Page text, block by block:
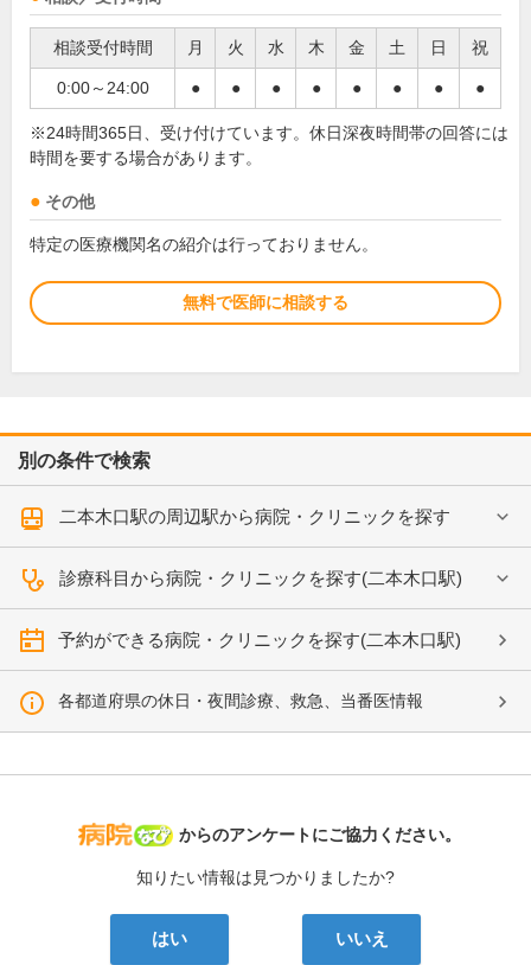
相談受付時間 月 火 水 木 金 土 日 祝
0:00～24:00 ● ● ● ● ● ● ● ●
※24時間365日、受け付けています。休日深夜時間帯の回答には
時間を要する場合があります。
その他
特定の医療機関名の紹介は行っておりません。
無料で医師に相談する
別の条件で検索
二本木口駅の周辺駅から病院・クリニックを探す
診療科目から病院・クリニックを探す(二本木口駅)
予約ができる病院・クリニックを探す(二本木口駅)
各都道府県の休日・夜間診療、救急、当番医情報
病院なび
からのアンケートにご協力ください。
知りたい情報は見つかりましたか?
はい いいえ